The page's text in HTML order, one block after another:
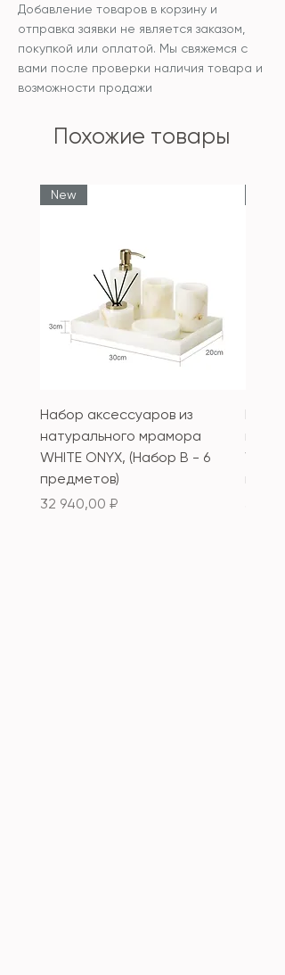
Добавление товаров в корзину и
отправка заявки не является заказом,
покупкой или оплатой. Мы свяжемся с
вами после проверки наличия товара и
возможности продажи
Похожие товары
New
Набор аксессуаров из
натурального мрамора
WHITE ONYX, (Набор B - 6
предметов)
Цена
32 940,00 ₽